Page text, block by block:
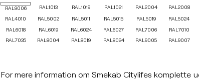
RAL9006 RAL1013 RAL1019 RAL1021 RAL2004 RAL2008
RAL4010
RAL5002 RAL5011 RAL5015 RAL5019 RAL5024
RAL6018
RAL6019 RAL6024 RAL6027 RAL7006 RAL7010
RAL7035
RAL8004 RAL8019 RAL8024 RAL9005 RAL9007
For mere information om Smekab Citylifes komplette